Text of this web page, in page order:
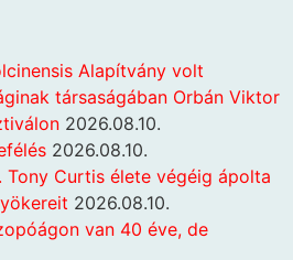
Alapítvány volt
társaságában Orbán Viktor
2026.08.10.
2026.08.10.
Curtis élete végéig ápolta
2026.08.10.
van 40 éve, de